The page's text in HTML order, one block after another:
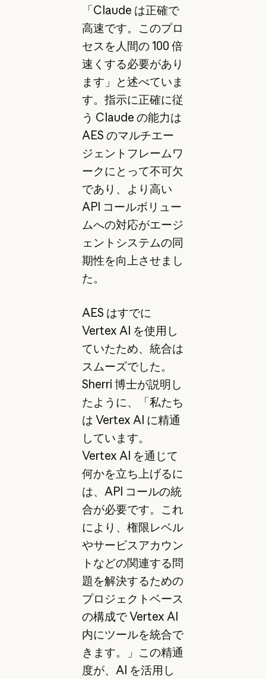
「Claude は正確で
高速です。このプロ
セスを人間の 100 倍
速くする必要があり
ます」と述べていま
す。指示に正確に従
う Claude の能力は
AES のマルチエー
ジェントフレームワ
ークにとって不可欠
であり、より高い
API コールボリュー
ムへの対応がエージ
ェントシステムの同
期性を向上させまし
た。
AES はすでに
Vertex AI を使用し
ていたため、統合は
スムーズでした。
Sherri 博士が説明し
たように、「私たち
は Vertex AI に精通
しています。
Vertex AI を通じて
何かを立ち上げるに
は、API コールの統
合が必要です。これ
により、権限レベル
やサービスアカウン
トなどの関連する問
題を解決するための
プロジェクトベース
の構成で Vertex AI
内にツールを統合で
きます。」この精通
度が、AI を活用し